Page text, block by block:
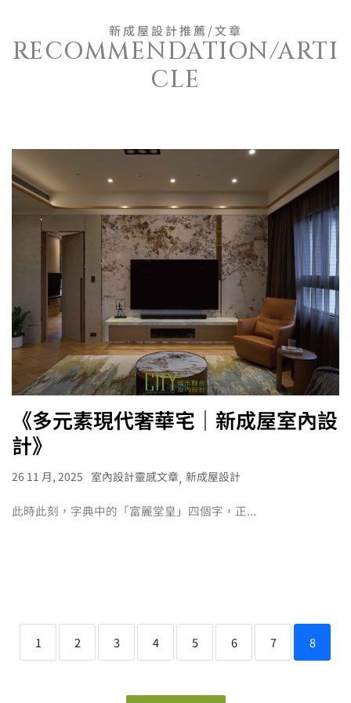
新成屋設計推薦/文章
RECOMMENDATION/ARTI
CLE​​​​
《多元素現代奢華宅｜新成屋室內設
計》
26 11 月, 2025 室內設計靈感文章, 新成屋設計
此時此刻，字典中的「富麗堂皇」四個字，正...
1 2 3 4 5 6 7 8